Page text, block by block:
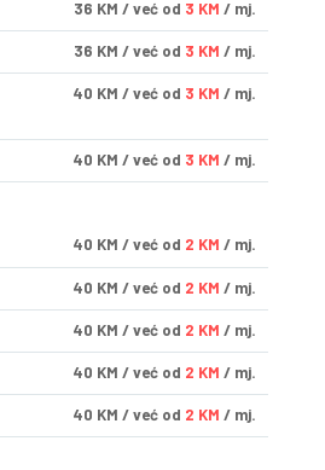
36 KM / već od 3 KM / mj.
36 KM / već od 3 KM / mj.
40 KM / već od 3 KM / mj.
40 KM / već od 3 KM / mj.
40 KM / već od 2 KM / mj.
40 KM / već od 2 KM / mj.
40 KM / već od 2 KM / mj.
40 KM / već od 2 KM / mj.
40 KM / već od 2 KM / mj.